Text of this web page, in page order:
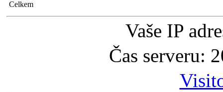
Celkem
Vaše IP
Čas serveru: